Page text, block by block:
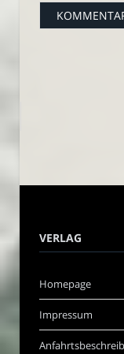
VERLAG
Homepage
Impressum